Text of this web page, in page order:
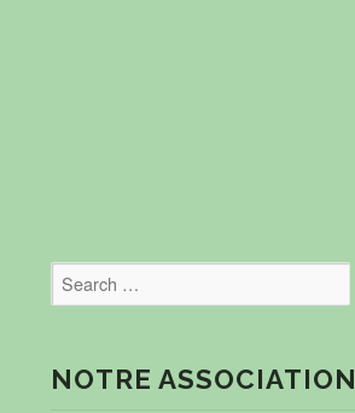
NOTRE ASSOCIATION